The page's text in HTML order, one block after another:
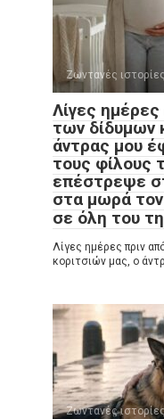
Ζωντανές ιστορίες
Λίγες
των δίδυμων
άντρας μου
τους φίλους
επέστρεψε
στα μωρά
σε όλη του
Λίγες ημέρες πριν
κοριτσιών μας, ο
Ζωντανές